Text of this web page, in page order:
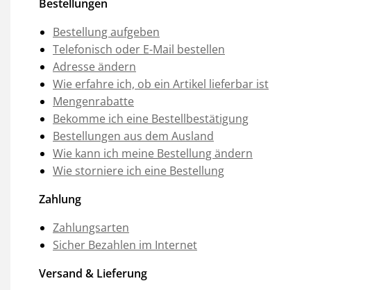
Bestellungen
Bestellung aufgeben
Telefonisch oder E-Mail bestellen
Adresse ändern
Wie erfahre ich, ob ein Artikel lieferbar ist
Mengenrabatte
Bekomme ich eine Bestellbestätigung
Bestellungen aus dem Ausland
Wie kann ich meine Bestellung ändern
Wie storniere ich eine Bestellung
Zahlung
Zahlungsarten
Sicher Bezahlen im Internet
Versand & Lieferung